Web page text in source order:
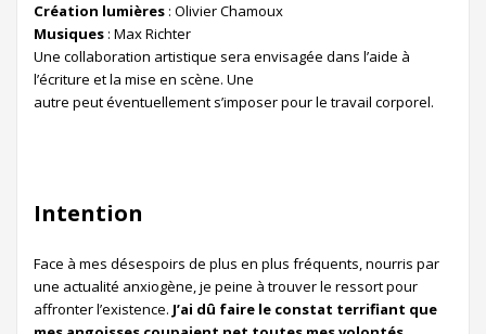
Création lumières : Olivier Chamoux
Musiques : Max Richter
Une collaboration artistique sera envisagée dans l’aide à
l’écriture et la mise en scène. Une
autre peut éventuellement s’imposer pour le travail corporel.
Intention
Face à mes désespoirs de plus en plus fréquents, nourris par
une actualité anxiogène, je peine à trouver le ressort pour
affronter l’existence. J’ai dû faire le constat terrifiant que